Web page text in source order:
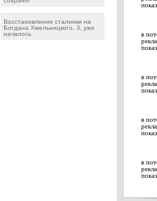
Восстановление сталинки на
Богдана Хмельницкого, 3, уже
началось
в
в
в
в